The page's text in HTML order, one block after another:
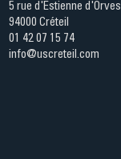
5 rue d'Estienne d'Orves
94000 Créteil
01 42 07 15 74
info@uscreteil.com